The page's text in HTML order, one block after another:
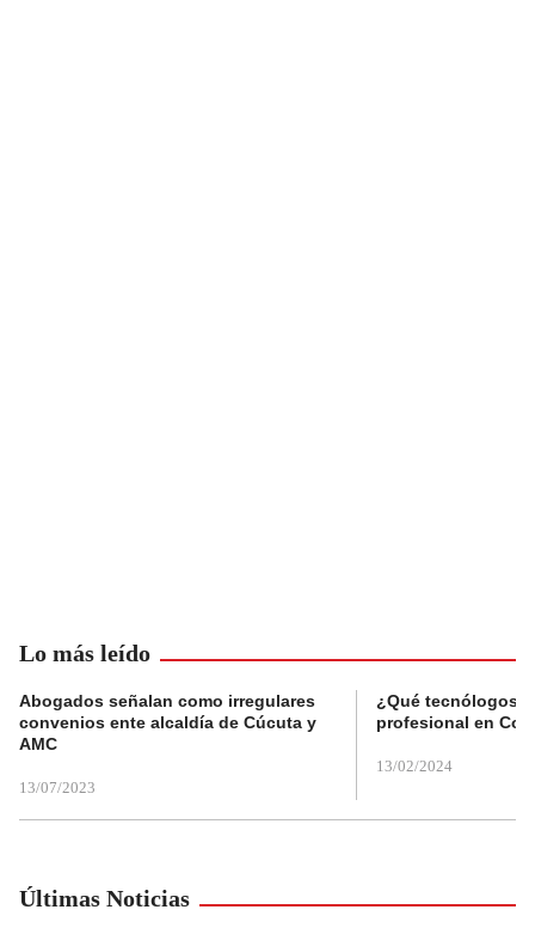
Lo más leído
Abogados señalan como irregulares
convenios ente alcaldía de Cúcuta y
AMC
13/07/2023
¿Qué tecnólogos
profesional en
13/02/2024
Últimas Noticias